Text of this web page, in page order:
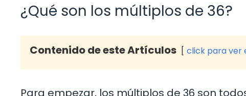
¿Qué son los múltiplos de 36?
Contenido de este Artículos click para ver
Para empezar, los múltiplos de 36 son